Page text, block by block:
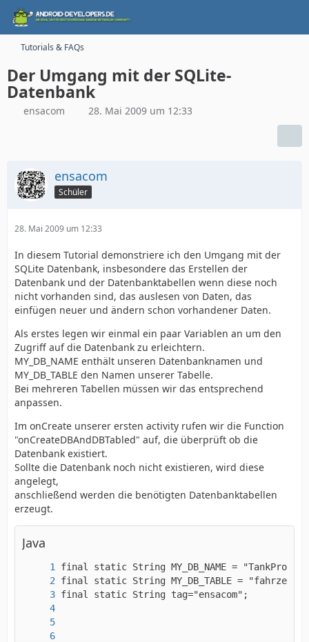
Tutorials & FAQs
Der Umgang mit der SQLite-
Datenbank
ensacom 28. Mai 2009 um 12:33
ensacom
Schüler
28. Mai 2009 um 12:33
In diesem Tutorial demonstriere ich den Umgang mit der
SQLite Datenbank, insbesondere das Erstellen der
Datenbank und der Datenbanktabellen wenn diese noch
nicht vorhanden sind, das auslesen von Daten, das
einfügen neuer und ändern schon vorhandener Daten.
Als erstes legen wir einmal ein paar Variablen an um den
Zugriff auf die Datenbank zu erleichtern.
MY_DB_NAME enthält unseren Datenbanknamen und
MY_DB_TABLE den Namen unserer Tabelle.
Bei mehreren Tabellen müssen wir das entsprechend
anpassen.
Im onCreate unserer ersten activity rufen wir die Function
"onCreateDBAndDBTabled" auf, die überprüft ob die
Datenbank existiert.
Sollte die Datenbank noch nicht existieren, wird diese
angelegt,
anschließend werden die benötigten Datenbanktabellen
erzeugt.
Java